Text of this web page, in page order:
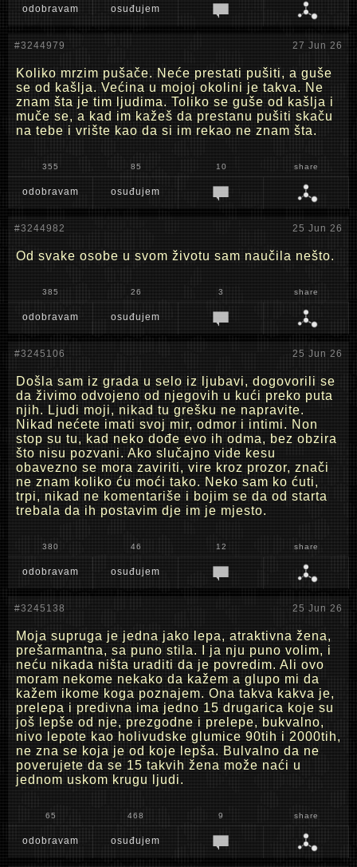
odobravam osuđujem
#3244979 27 Jun 26
Koliko mrzim pušače. Neće prestati pušiti, a guše
se od kašlja. Većina u mojoj okolini je takva. Ne
znam šta je tim ljudima. Toliko se guše od kašlja i
muče se, a kad im kažeš da prestanu pušiti skaču
na tebe i vrište kao da si im rekao ne znam šta.
355 85 10 share
odobravam osuđujem
#3244982 25 Jun 26
Od svake osobe u svom životu sam naučila nešto.
385 26 3 share
odobravam osuđujem
#3245106 25 Jun 26
Došla sam iz grada u selo iz ljubavi, dogovorili se
da živimo odvojeno od njegovih u kući preko puta
njih. Ljudi moji, nikad tu grešku ne napravite.
Nikad nećete imati svoj mir, odmor i intimi. Non
stop su tu, kad neko dođe evo ih odma, bez obzira
što nisu pozvani. Ako slučajno vide kesu
obavezno se mora zaviriti, vire kroz prozor, znači
ne znam koliko ću moći tako. Neko sam ko ćuti,
trpi, nikad ne komentariše i bojim se da od starta
trebala da ih postavim dje im je mjesto.
380 46 12 share
odobravam osuđujem
#3245138 25 Jun 26
Moja supruga je jedna jako lepa, atraktivna žena,
prešarmantna, sa puno stila. I ja nju puno volim, i
neću nikada ništa uraditi da je povredim. Ali ovo
moram nekome nekako da kažem a glupo mi da
kažem ikome koga poznajem. Ona takva kakva je,
prelepa i predivna ima jedno 15 drugarica koje su
još lepše od nje, prezgodne i prelepe, bukvalno,
nivo lepote kao holivudske glumice 90tih i 2000tih,
ne zna se koja je od koje lepša. Bulvalno da ne
poverujete da se 15 takvih žena može naći u
jednom uskom krugu ljudi.
65 468 9 share
odobravam osuđujem